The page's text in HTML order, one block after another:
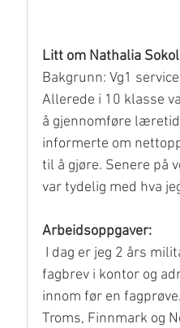
Litt om Nathalia
Bakgrunn: Vg1
Allerede i 10 klasse
å gjennomføre
informerte om
til å gjøre. Senere på
var tydelig med hva
Arbeidsoppgaver:
fagbrev i kontor og
innom før en
Troms, Finnmark og